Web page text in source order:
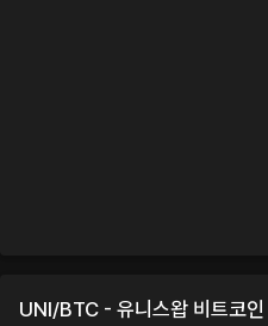
UNI/BTC - 유니스왑 비트코인